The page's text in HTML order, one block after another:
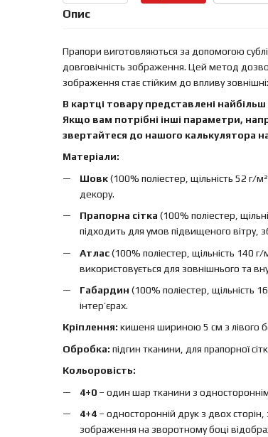
Опис
Прапори виготовляються за допомогою
довговічність зображення. Цей метод
зображення стає стійким до впливу
В картці товару представлені
Якщо вам потрібні інші параметри,
звертайтеся до нашого калькулятора
Матеріали:
Шовк(100% поліестер, щільність 52 г/
декору.
Прапорна сітка (100% поліестер,
підходить для умов підвищеного вітру,
Атлас(100% поліестер, щільність 140
використовується для зовнішнього та
Габардин (100% поліестер, щільність
інтер’єрах.
Кріплення: кишеня шириною 5 см з лівого
Обробка: підгин тканини, для прапорної
Кольоровість:
4+0– один шар тканини з одностороннім
4+4– односторонній друк з двох
зображення на зворотному боці